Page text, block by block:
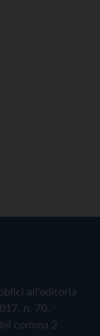
all'editoria
n. 70.
comma 2